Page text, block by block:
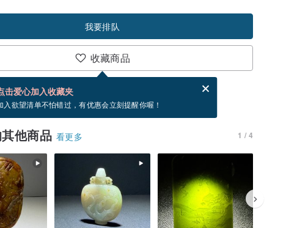
我要排队
收藏商品
击爱心加入收藏夹
入欲望清单不怕错过，有优惠会立刻提醒你喔！
并分享，免费帮你寄送电子贺卡。
电子贺卡是什么？
货，你可以按“我要排队”，当有货会主动发信通知你
他商品 看更多 1 / 4